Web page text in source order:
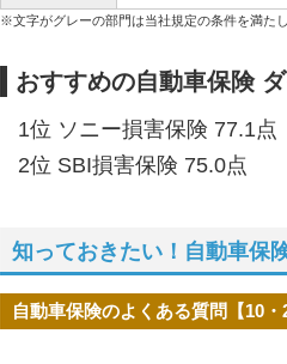
※文字がグレーの部門は当社規定の条件を満た
おすすめの自動車保険
1位 ソニー損害保険 77.1点
2位 SBI損害保険 75.0点
知っておきたい！自動車保
自動車保険のよくある質問【10・